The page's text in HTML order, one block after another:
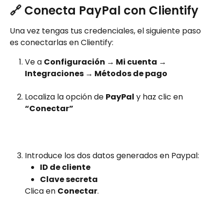
🔗 Conecta PayPal con Clientify
Una vez tengas tus credenciales, el siguiente paso
es conectarlas en Clientify:
Ve a Configuración → Mi cuenta →
Integraciones → Métodos de pago
Localiza la opción de PayPal y haz clic en
“Conectar”
Introduce los dos datos generados en Paypal:
ID de cliente
Clave secreta
Clica en Conectar.